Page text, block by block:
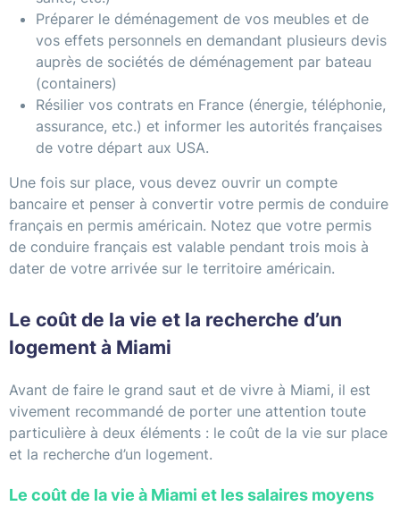
Préparer le déménagement de vos meubles et de
vos effets personnels en demandant plusieurs devis
auprès de sociétés de déménagement par bateau
(containers)
Résilier vos contrats en France (énergie, téléphonie,
assurance, etc.) et informer les autorités françaises
de votre départ aux USA.
Une fois sur place, vous devez ouvrir un compte
bancaire et penser à convertir votre permis de conduire
français en permis américain. Notez que votre permis
de conduire français est valable pendant trois mois à
dater de votre arrivée sur le territoire américain.
Le coût de la vie et la recherche d’un
logement à Miami
Avant de faire le grand saut et de vivre à Miami, il est
vivement recommandé de porter une attention toute
particulière à deux éléments : le coût de la vie sur place
et la recherche d’un logement.
Le coût de la vie à Miami et les salaires moyens